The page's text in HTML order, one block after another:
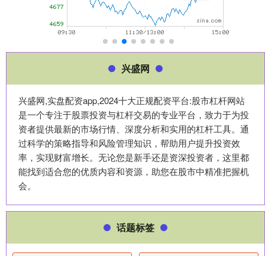
兴盛网
兴盛网,实盘配资app,2024十大正规配资平台:股市杠杆网站
是一个专注于股票投资与杠杆交易的专业平台，致力于为投
资者提供最新的市场行情、深度分析和实用的杠杆工具。通
过科学的策略指导和风险管理知识，帮助用户提升投资效
率，实现财富增长。无论您是新手还是资深投资者，这里都
能找到适合您的优质内容和资源，助您在股市中精准把握机
会。
话题标签